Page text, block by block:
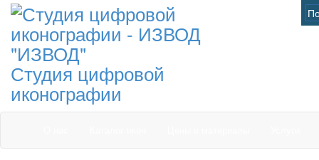
"ИЗВОД"
Студия цифровой
иконографии